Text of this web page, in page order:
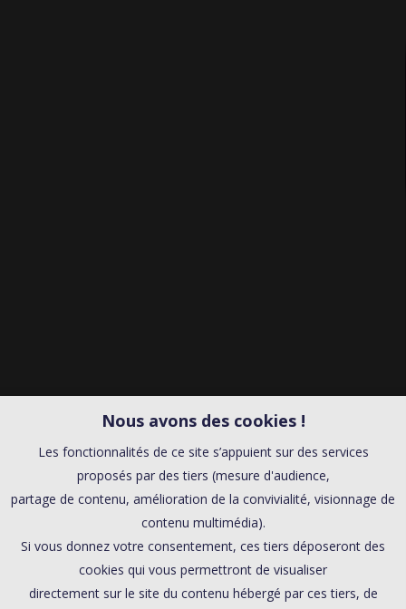
Nous avons des cookies !
Les fonctionnalités de ce site s’appuient sur des services
proposés par des tiers (mesure d'audience,
partage de contenu, amélioration de la convivialité, visionnage de
contenu multimédia).
Si vous donnez votre consentement, ces tiers déposeront des
cookies qui vous permettront de visualiser
directement sur le site du contenu hébergé par ces tiers, de